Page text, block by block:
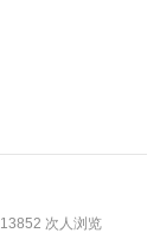
13852 次人浏览